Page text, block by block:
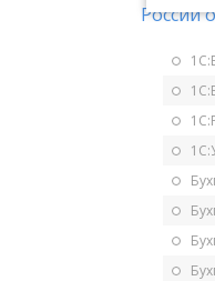
России